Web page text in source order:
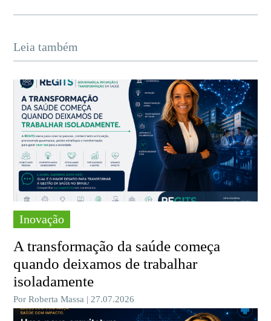
Leia também
Inovação
A transformação da saúde começa
quando deixamos de trabalhar
isoladamente
Por Roberta Massa | 27.07.2026